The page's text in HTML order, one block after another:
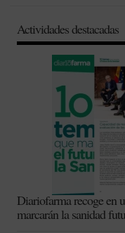
Actividades destacadas
Diariofarma recoge en
marcarán la sanidad